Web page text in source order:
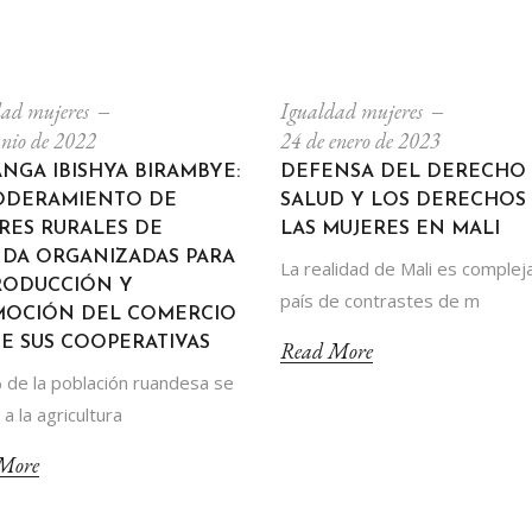
mujeres
de 2022
IBISHYA BIRAMBYE:
DE
RURALES DE
ORGANIZADAS PARA
Y
DEL COMERCIO
SUS COOPERATIVAS
de la población ruandesa se
la agricultura
Igualdad mujeres
24 de enero de 2023
DEFENSA DEL DERECHO
SALUD Y LOS DERECHOS
LAS MUJERES EN MALI
La realidad de Mali es
país de contrastes de m
Read More